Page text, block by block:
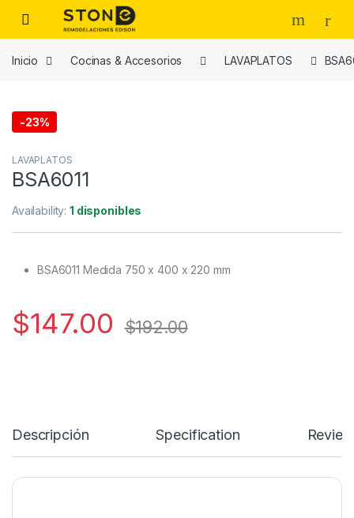
Skip to navigation
Skip to content
Inicio Cocinas & Accesorios LAVAPLATOS
-23%
LAVAPLATOS
BSA6011
Availability:1 disponibles
BSA6011 Medida 750 x 400 x 220 mm
$147.00 $192.00
Descripción Specification